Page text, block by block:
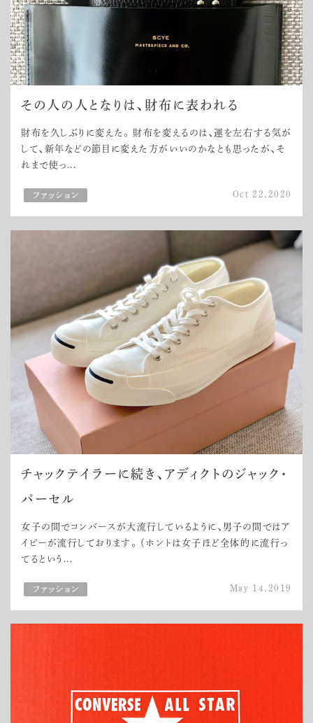
その人の人となりは、財布に表われる
財布を久しぶりに変えた。 財布を変えるのは、運を左右する気が
して、新年などの節目に変えた方がいいのかなとも思ったが、そ
れまで使っ...
Oct 22,2020
チャックテイラーに続き、アディクトのジャック・
パーセル
女子の間でコンバースが大流行しているように、男子の間ではア
イビーが流行しております。 （ホントは女子ほど全体的に流行っ
てるという...
May 14,2019